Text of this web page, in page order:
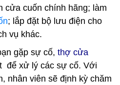
cửa cuốn chính hãng; làm
; lắp đặt bộ lưu điện cho
vụ khác.
gặp sự cố, thợ cửa
để xử lý các sự cố. Với
nhân viên sẽ định kỳ chăm